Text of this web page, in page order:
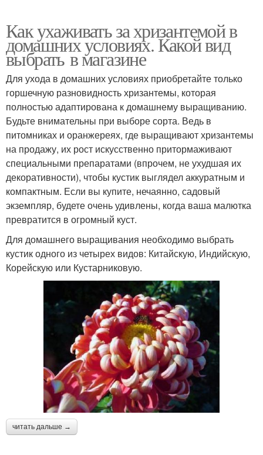
Как ухаживать за хризантемой в
домашних условиях. Какой вид
выбрать в магазине
Для ухода в домашних условиях приобретайте только
горшечную разновидность хризантемы, которая
полностью адаптирована к домашнему выращиванию.
Будьте внимательны при выборе сорта. Ведь в
питомниках и оранжереях, где выращивают хризантемы
на продажу, их рост искусственно притормаживают
специальными препаратами (впрочем, не ухудшая их
декоративности), чтобы кустик выглядел аккуратным и
компактным. Если вы купите, нечаянно, садовый
экземпляр, будете очень удивлены, когда ваша малютка
превратится в огромный куст.
Для домашнего выращивания необходимо выбрать
кустик одного из четырех видов: Китайскую, Индийскую,
Корейскую или Кустарниковую.
читать дальше →